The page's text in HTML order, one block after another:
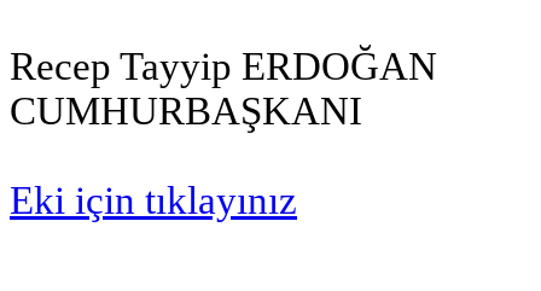
Recep Tayyip ERDOĞAN
CUMHURBAŞKANI
Eki için tıklayınız